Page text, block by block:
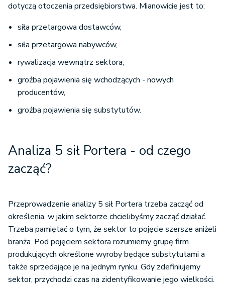
dotyczą otoczenia przedsiębiorstwa. Mianowicie jest to:
siła przetargowa dostawców,
siła przetargowa nabywców,
rywalizacja wewnątrz sektora,
groźba pojawienia się wchodzących - nowych
producentów,
groźba pojawienia się substytutów.
Analiza 5 sił Portera - od czego
zacząć?
Przeprowadzenie analizy 5 sił Portera trzeba zacząć od
określenia, w jakim sektorze chcielibyśmy zacząć działać.
Trzeba pamiętać o tym, że sektor to pojęcie szersze aniżeli
branża. Pod pojęciem sektora rozumiemy grupę firm
produkujących określone wyroby będące substytutami a
także sprzedające je na jednym rynku. Gdy zdefiniujemy
sektor, przychodzi czas na zidentyfikowanie jego wielkości.